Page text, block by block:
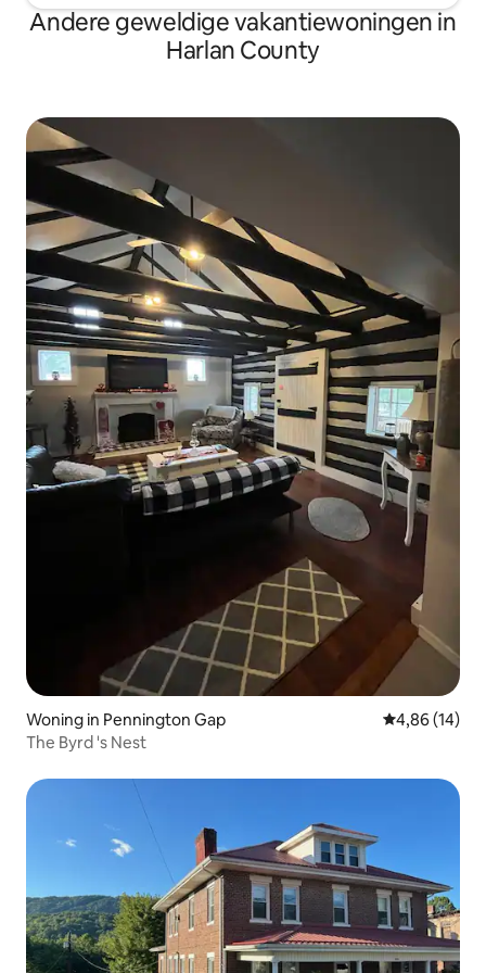
Andere geweldige vakantiewoningen in
Harlan County
Woning in Pennington Gap Gemiddelde
4,86 (14)
The Byrd 's Nest